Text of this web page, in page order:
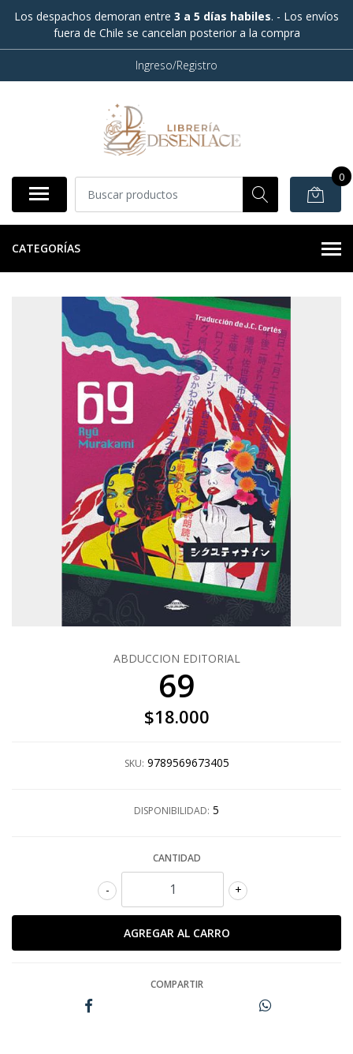
Los despachos demoran entre 3 a 5 días habiles. - Los envíos
fuera de Chile se cancelan posterior a la compra
Ingreso/Registro
0
CATEGORÍAS
ABDUCCION EDITORIAL
69
$18.000
SKU: 9789569673405
DISPONIBILIDAD: 5
CANTIDAD
+
-
COMPARTIR